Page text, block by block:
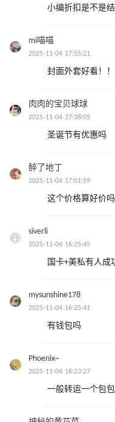
小编折扣是不是
mi喵喵
2025-11-04 17:55:21
封面外套好看！
肉肉的宝贝球球
2025-11-04 17:38:05
圣诞节有优惠吗
醉了地丁
2025-11-04 17:01:59
这个价格算好价吗
siverli
2025-11-04 16:25:45
国卡+美私有人成
mysunshine178
2025-11-04 16:25:41
有钱包吗
Phoenix~
2025-11-04 16:23:27
一般转运一个包